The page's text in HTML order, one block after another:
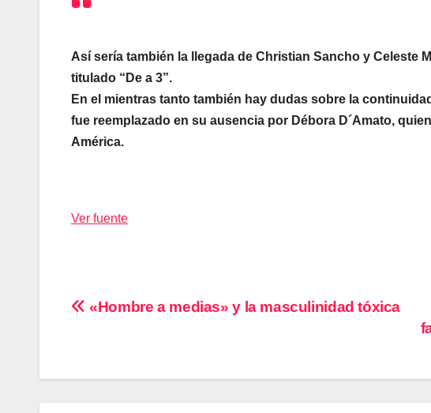
Así sería también la llegada de Christian Sancho y Celeste
titulado “De a 3”.
En el mientras tanto también hay dudas sobre la
fue reemplazado en su ausencia por Débora D´Amato,
América.
Ver fuente
Navegación
entradas
«Hombre a medias» y la masculinidad tóxica